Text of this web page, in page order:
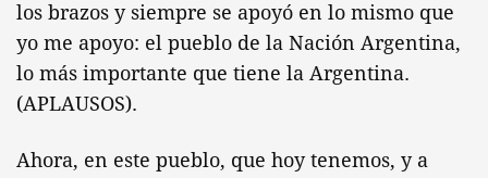
los brazos y siempre se apoyó en lo mismo que
yo me apoyo: el pueblo de la Nación Argentina,
lo más importante que tiene la Argentina.
(APLAUSOS).
Ahora, en este pueblo, que hoy tenemos, y a